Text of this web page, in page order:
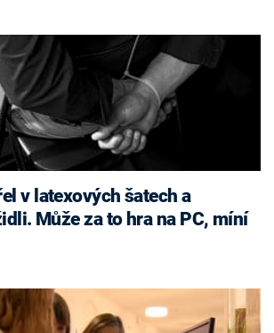
v latexových šatech a
Může za to hra na PC, míní